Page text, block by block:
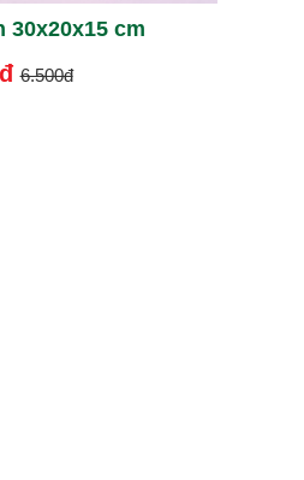
30x20x15 cm
6.500đ